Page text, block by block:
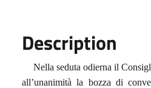
Description
Nella seduta odierna il
all’unanimità la bozza di